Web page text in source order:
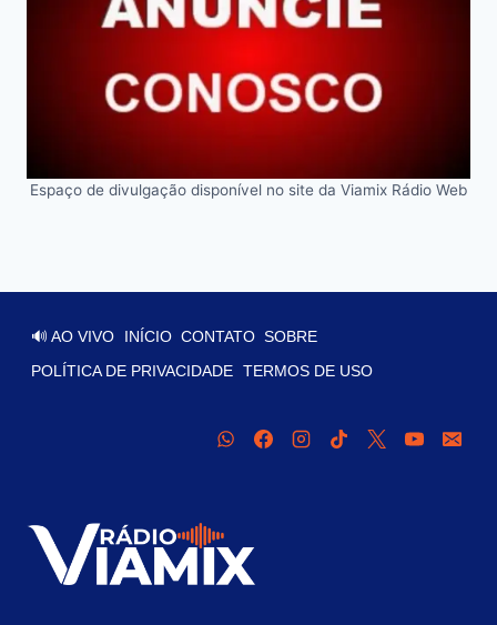
Espaço de divulgação disponível no site da Viamix Rádio Web
🔊 AO VIVO INÍCIO CONTATO SOBRE
POLÍTICA DE PRIVACIDADE TERMOS DE USO